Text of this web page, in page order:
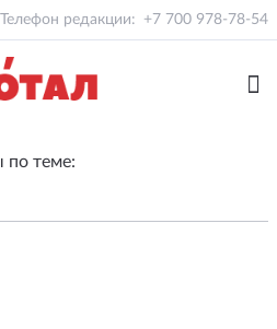
Телефон редакции: +7 700 978-78-54
по теме: